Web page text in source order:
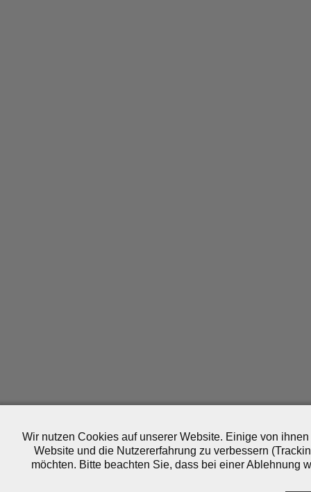
Wir nutzen Cookies auf unserer Website. Einige von
Website und die Nutzererfahrung zu verbessern
möchten. Bitte beachten Sie, dass bei einer Ablehnung